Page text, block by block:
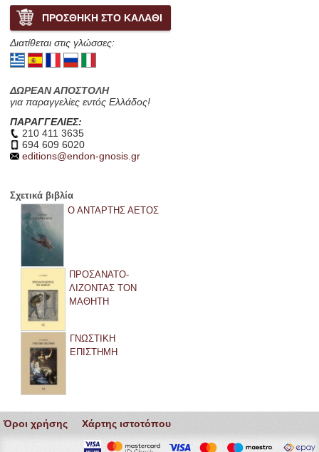
Διατίθεται στις γλώσσες:
ΔΩΡΕΑΝ ΑΠΟΣΤΟΛΗ
για παραγγελίες εντός Ελλάδος!
ΠΑΡΑΓΓΕΛΙΕΣ:
210 411 3635
694 609 6020
editions@endon-gnosis.gr
Σχετικά βιβλία
Ο ΑΝΤΑΡΤΗΣ ΑΕΤΟΣ
ΠΡΟΣΑΝΑΤΟ­
ΛΙΖΟΝΤΑΣ ΤΟΝ
ΜΑΘΗΤΗ
ΓΝΩΣΤΙΚΗ
ΕΠΙΣΤΗΜΗ
Όροι χρήσης Χάρτης ιστοτόπου